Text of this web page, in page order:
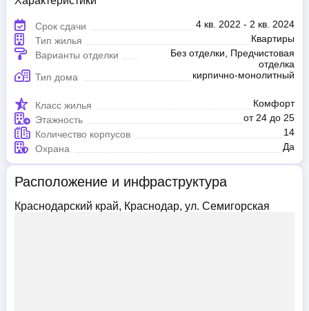
Срок сдачи
4 кв. 2022 - 2 кв. 2024
Тип жилья
Квартиры
Варианты отделки
Без отделки, Предчистовая
отделка
Тип дома
кирпично-монолитный
Класс жилья
Комфорт
Этажность
от 24 до 25
Количество корпусов
14
Охрана
Да
Расположение и инфраструктура
Краснодарский край, Краснодар, ул. Семигорская